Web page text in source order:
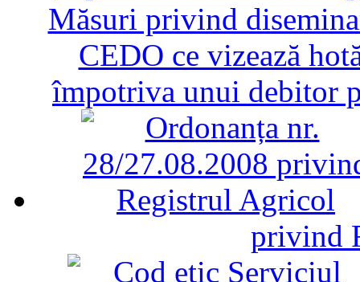
Măsuri privind
CEDO ce vizează
împotriva unui debitor
privind